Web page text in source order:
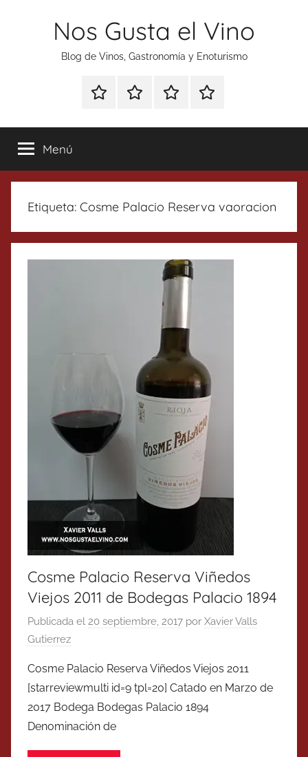
Nos Gusta el Vino
Blog de Vinos, Gastronomía y Enoturismo
Especial
Tonics
Enoturismo
Gastronomía
RankingContacto
Menú
Etiqueta: Cosme Palacio Reserva vaoracion
Cosme Palacio Reserva Viñedos
Viejos 2011 de Bodegas Palacio 1894
Publicada el 20 septiembre, 2017 por Xavier Valls
Gutierrez
Cosme Palacio Reserva Viñedos Viejos 2011
[starreviewmulti id=9 tpl=20] Catado en Marzo de
2017 Bodega Bodegas Palacio 1894
Denominación de